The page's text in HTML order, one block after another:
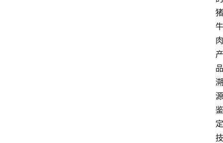
猪
牛
肉
产
品
溯
源
鉴
定
技